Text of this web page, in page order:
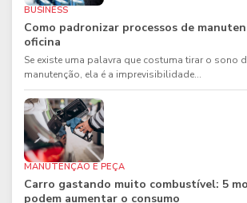
BUSINESS
Como padronizar processos de
oficina
Se existe uma palavra que costuma tirar o sono
manutenção, ela é a imprevisibilidade...
MANUTENÇÃO E PEÇA
Carro gastando muito combustível: 5
podem aumentar o consumo